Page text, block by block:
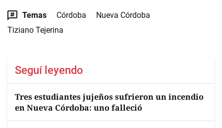
Temas Córdoba
Nueva Córdoba
Tiziano Tejerina
Seguí leyendo
Tres estudiantes jujeños sufrieron un incendio
en Nueva Córdoba: uno falleció